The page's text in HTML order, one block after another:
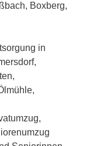
Boxberg,
in